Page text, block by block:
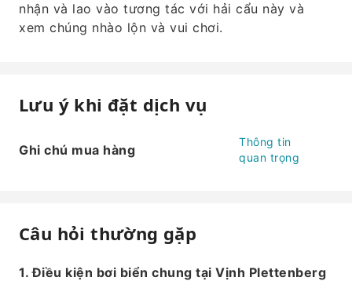
nhận và lao vào tương tác với hải cẩu này và
xem chúng nhào lộn và vui chơi.
Lưu ý khi đặt dịch vụ
Ghi chú mua hàng
Thông tin
quan trọng
Câu hỏi thường gặp
1. Điều kiện bơi biển chung tại Vịnh Plettenberg